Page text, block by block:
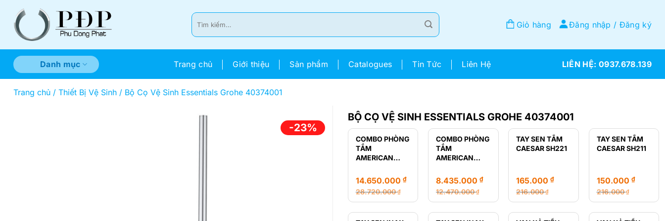
Tìm
kiếm:
Giỏ hàng Đăng nhập / Đăng ký
Danh mục Trang chủ Giới thiệu Sản phẩm Catalogues Tin Tức Liên Hệ 0937.678.139
Trang chủ / Thiết Bị Vệ Sinh / Bộ Cọ Vệ Sinh Essentials Grohe 40374001
-23%
BỘ CỌ VỆ SINH ESSENTIALS GROHE 40374001
COMBO PHÒNG
TẮM
AMERICAN
LOVEN
28.720.000₫
Giá
gốc
14.650.000 ₫
Giá
hiện
COMBO PHÒNG
TẮM
AMERICAN
RẺ
12.470.000₫
Giá
gốc
8.435.000₫
Giá
hiện
TAY SEN TẮM
CAESAR SH221
216.000₫
Giá
gốc
165.000₫
Giá
hiện
TAY SEN TẮM
CAESAR SH211
216.000₫
Giá
gốc
150.000 ₫
Giá
hiện